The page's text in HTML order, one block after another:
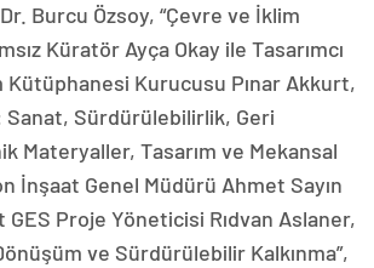
Burcu Özsoy, “Çevre ve İklim
Küratör Ayça Okay ile Tasarımcı
Kütüphanesi Kurucusu Pınar Akkurt,
Sanat, Sürdürülebilirlik, Geri
Materyaller, Tasarım ve Mekansal
İnşaat Genel Müdürü Ahmet Sayın
Proje Yöneticisi Rıdvan Aslaner,
ve Sürdürülebilir Kalkınma”,